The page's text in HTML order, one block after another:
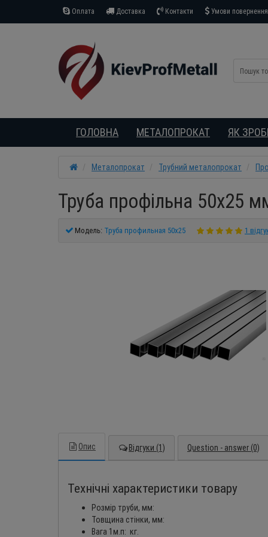
Оплата Доставка Контакти Умови
ГОЛОВНА МЕТАЛОПРОКАТ ЯК
Металопрокат Трубний металопрокат
Труба профільна 50х25
Модель: Труба профильная 50х25 1
Опис Відгуки (1) Question - answer (0)
Технічні характеристики товару
Розмір труби, мм:
Товщина стінки, мм:
Вага 1м.п: кг.